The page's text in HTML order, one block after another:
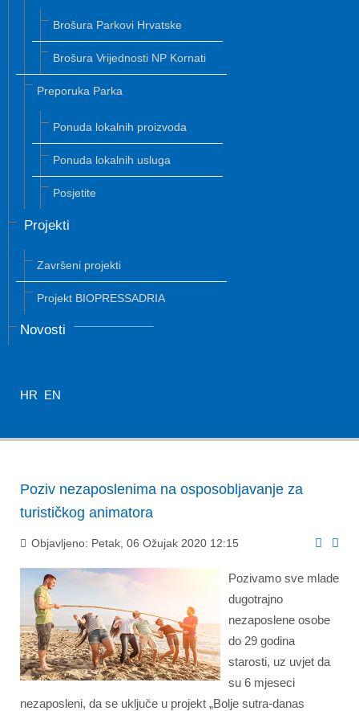
Brošura Parkovi Hrvatske
Brošura Vrijednosti NP Kornati
Preporuka Parka
Ponuda lokalnih proizvoda
Ponuda lokalnih usluga
Posjetite
Projekti
Završeni projekti
Projekt BIOPRESSADRIA
Novosti
HR EN
Poziv nezaposlenima na osposobljavanje za
turističkog animatora
Objavljeno: Petak, 06 Ožujak 2020 12:15
Pozivamo sve mlade
dugotrajno
nezaposlene osobe
do 29 godina
starosti, uz uvjet da
su 6 mjeseci
nezaposleni, da se uključe u projekt „Bolje sutra-danas